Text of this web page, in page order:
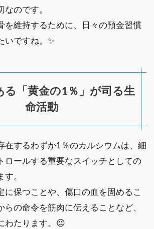
のです。
を維持するために、日々の預金習慣
いですね。✨
る「黄金の1％」が司る生
命活動
在するわずか1％のカルシウムは、細
ロールする重要なスイッチとしての
。
に保つことや、傷口の血を固めるこ
らの命令を筋肉に伝えることなど、
わたります。😉